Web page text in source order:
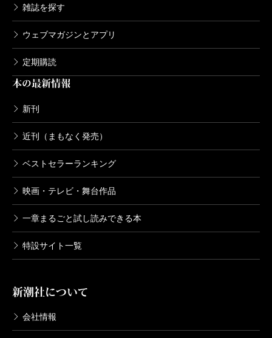
雑誌を探す
ウェブマガジンとアプリ
定期購読
本の最新情報
新刊
近刊（まもなく発売）
ベストセラーランキング
映画・テレビ・舞台作品
一章まるごと試し読みできる本
特設サイト一覧
新潮社について
会社情報